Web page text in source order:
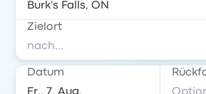
Zielort
Datum